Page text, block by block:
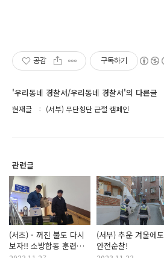
공감 구독하기
'우리동네 경찰서/우리동네 경찰서'의 다른글
현재글 (서부) 무단횡단 근절 캠페인
관련글
(서초) - 꺼진 불도 다시
보자!! 소방합동 훈련
(서부) 추운 겨울에도
안전순찰!